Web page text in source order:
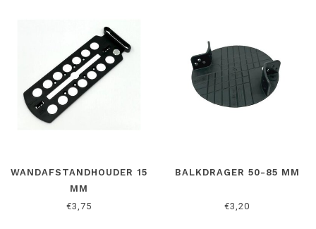
WANDAFSTANDHOUDER 15
MM
€3,75
BALKDRAGER 50-85 MM
€3,20